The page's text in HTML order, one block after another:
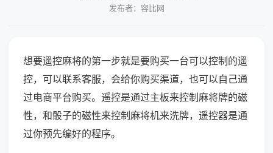
发布者：容比网
想要遥控麻将的第一步就是要购买一台可以控制的遥
控，可以联系客服，会给你购买渠道，也可以自己通
过电商平台购买。遥控是通过主板来控制麻将牌的磁
性，和骰子的磁性来控制麻将机来洗牌，遥控器是通
过你预先编好的程序。